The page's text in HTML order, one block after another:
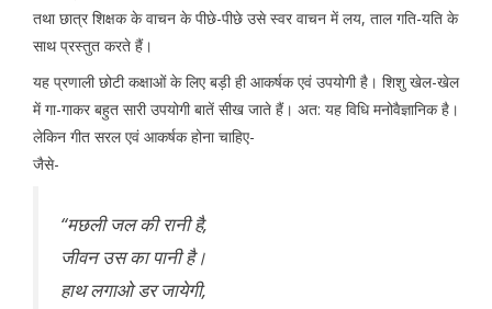
तथा छात्र शिक्षक के वाचन के पीछे-पीछे उसे स्वर वाचन में लय, ताल गति-यति के
साथ प्रस्तुत करते हैं।
यह प्रणाली छोटी कक्षाओं के लिए बड़ी ही आकर्षक एवं उपयोगी है। शिशु खेल-खेल
में गा-गाकर बहुत सारी उपयोगी बातें सीख जाते हैं। अत: यह विधि मनोवैज्ञानिक है।
लेकिन गीत सरल एवं आकर्षक होना चाहिए-
जैसे-
“मछली जल की रानी है,
जीवन उस का पानी है।
हाथ लगाओ डर जायेगी,